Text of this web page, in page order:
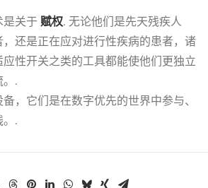
是关于 赋权. 无论他们是先天残疾人
还是正在应对进行性疾病的患者，诸
性开关之类的工具都能使他们更独立
。.
，它们是在数字优先的世界中参与、
。.